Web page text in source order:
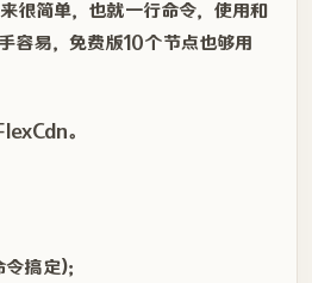
很简单，也就一行命令，使用和
容易，免费版10个节点也够用
。
搞定)；